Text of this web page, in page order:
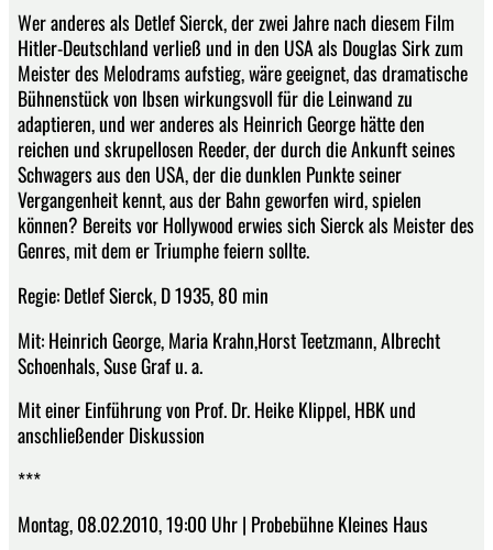
Wer anderes als Detlef Sierck, der zwei Jahre nach diesem Film
Hitler-Deutschland verließ und in den USA als Douglas Sirk zum
Meister des Melodrams aufstieg, wäre geeignet, das dramatische
Bühnenstück von Ibsen wirkungsvoll für die Leinwand zu
adaptieren, und wer anderes als Heinrich George hätte den
reichen und skrupellosen Reeder, der durch die Ankunft seines
Schwagers aus den USA, der die dunklen Punkte seiner
Vergangenheit kennt, aus der Bahn geworfen wird, spielen
können? Bereits vor Hollywood erwies sich Sierck als Meister des
Genres, mit dem er Triumphe feiern sollte.
Regie: Detlef Sierck, D 1935, 80 min
Mit: Heinrich George, Maria Krahn,Horst Teetzmann, Albrecht
Schoenhals, Suse Graf u. a.
Mit einer Einführung von Prof. Dr. Heike Klippel, HBK und
anschließender Diskussion
***
Montag, 08.02.2010, 19:00 Uhr | Probebühne Kleines Haus